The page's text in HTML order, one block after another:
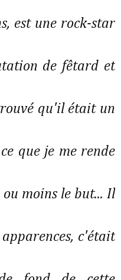
est une rock-star
de fêtard et
qu'il était un
que je me rende
moins le but... Il
c'était